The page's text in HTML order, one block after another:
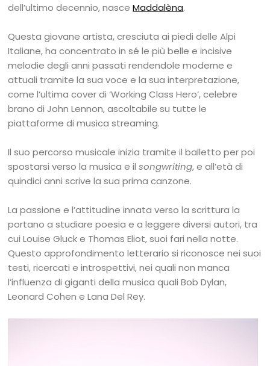
dell’ultimo decennio, nasceMaddalèna.
Questa giovane artista, cresciuta ai piedi delle Alpi
Italiane, ha concentrato in sé le più belle e incisive
melodie degli anni passati rendendole moderne e
attuali tramite la sua voce e la sua interpretazione,
come l’ultima cover di ‘Working Class Hero’, celebre
brano di John Lennon, ascoltabile su tutte le
piattaforme di musica streaming.
Il suo percorso musicale inizia tramite il balletto per poi
spostarsi verso la musica e ilsongwriting, e all’età di
quindici anni scrive la sua prima canzone.
La passione e l’attitudine innata verso la scrittura la
portano a studiare poesia e a leggere diversi autori, tra
cui Louise Gluck e Thomas Eliot, suoi fari nella notte.
Questo approfondimento letterario si riconosce nei suoi
testi, ricercati e introspettivi, nei quali non manca
l’influenza di giganti della musica quali Bob Dylan,
Leonard Cohen e Lana Del Rey.